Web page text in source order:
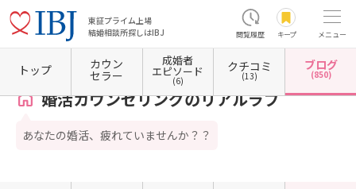
東証プライム上場
結婚相談所探しはIBJ
閲覧履歴 キープ メニュー
ホーム 東京都の結婚相談所 東京都新宿区 東京都新宿区高田馬場 婚活カウンセリン
婚活カウンセリングのリアルラブ
あなたの婚活、疲れていませんか？？
トップ カウン
セラー
成婚者
エピソード
(6)
クチコミ
(13)
ブログ
(850)